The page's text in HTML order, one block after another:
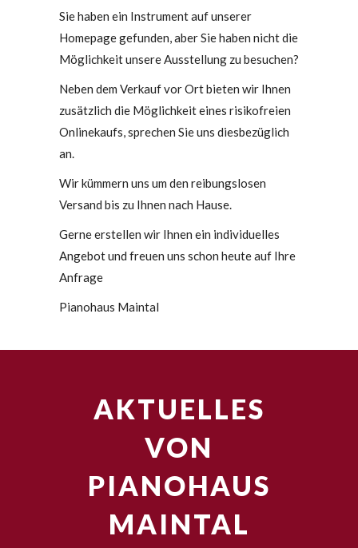
Sie haben ein Instrument auf unserer
Homepage gefunden, aber Sie haben nicht die
Möglichkeit unsere Ausstellung zu besuchen?
Neben dem Verkauf vor Ort bieten wir Ihnen
zusätzlich die Möglichkeit eines risikofreien
Onlinekaufs, sprechen Sie uns diesbezüglich
an.
Wir kümmern uns um den reibungslosen
Versand bis zu Ihnen nach Hause.
Gerne erstellen wir Ihnen ein individuelles
Angebot und freuen uns schon heute auf Ihre
Anfrage
Pianohaus Maintal
AKTUELLES
VON
PIANOHAUS
MAINTAL